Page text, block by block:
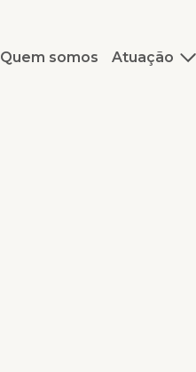
Quem somos Atuação